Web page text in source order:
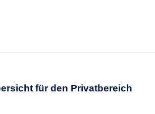
für den Privatbereich